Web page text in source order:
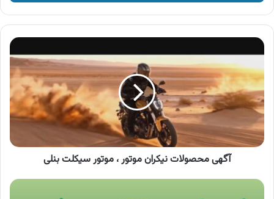
وارد
کنید
آگهی
محصولات
نیکران
موتور
،
موتور
سیکلت
بنلی
آگهی محصولات نیکران موتور ، موتور سیکلت بنلی
آگهی